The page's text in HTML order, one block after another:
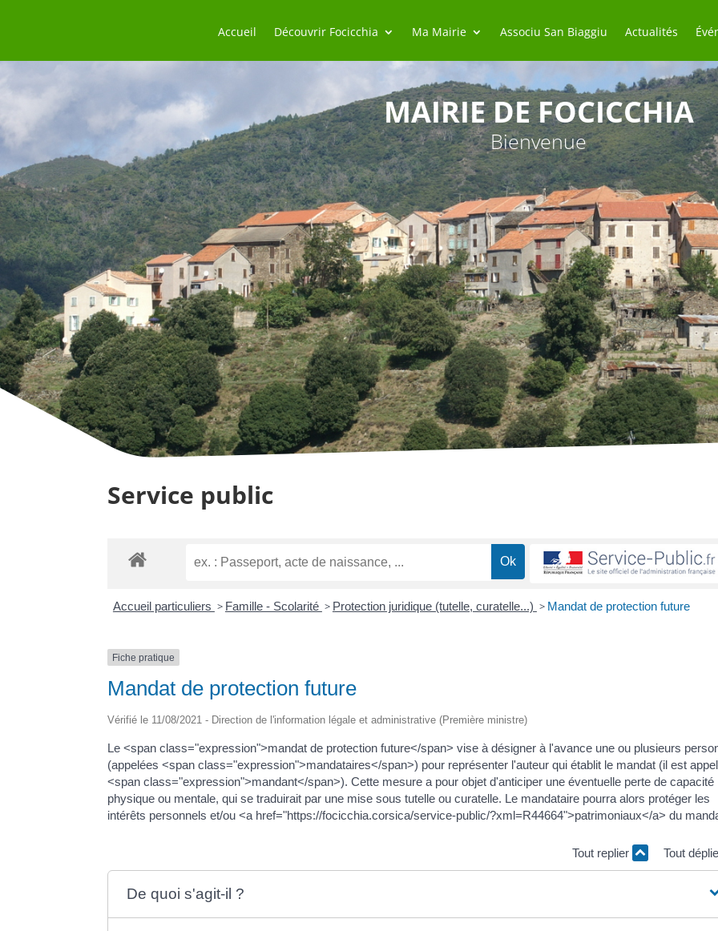
Accueil Découvrir Focicchia Ma Mairie Associu San Biaggiu Actualités
MAIRIE DE FOCICCHIA
Bienvenue
Service public
Accueil particuliers > Famille - Scolarité > Protection juridique (tutelle, curatelle...) > Mandat de protection future
Fiche pratique
Mandat de protection future
Vérifié le 11/08/2021 - Direction de l'information légale et administrative (Première ministre)
Le <span class="expression">mandat de protection future</span> vise à désigner à l'avance une ou plusieurs
(appelées <span class="expression">mandataires</span>) pour représenter l'auteur qui établit le mandat (il est
<span class="expression">mandant</span>). Cette mesure a pour objet d'anticiper une éventuelle perte de capacité
physique ou mentale, qui se traduirait par une mise sous tutelle ou curatelle. Le mandataire pourra alors protéger les
intérêts personnels et/ou <a href="https://focicchia.corsica/service-public/?xml=R44664">patrimoniaux</a> du
Tout replier Tout
De quoi s'agit-il ?